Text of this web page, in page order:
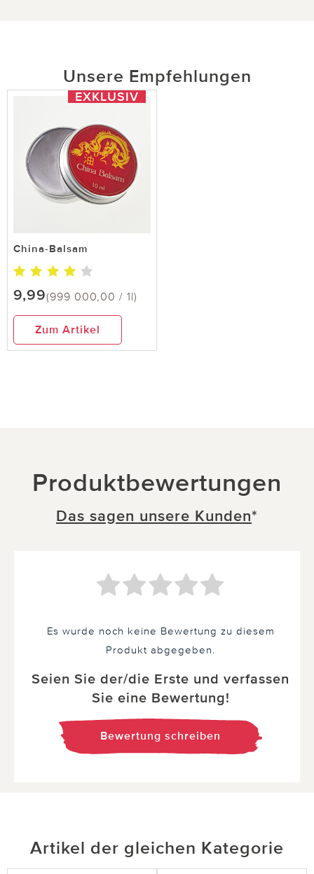
Unsere Empfehlungen
EXKLUSIV
China-Balsam
9,99(999 000,00 / 1l)
Zum Artikel
Produktbewertungen
Das sagen unsere Kunden*
Es wurde noch keine Bewertung zu diesem
Produkt abgegeben.
Seien Sie der/die Erste und verfassen
Sie eine Bewertung!
Bewertung schreiben
Artikel der gleichen Kategorie